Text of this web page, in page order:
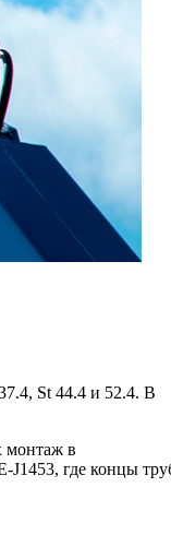
St 44.4 и 52.4. В
монтаж в
J1453, где концы